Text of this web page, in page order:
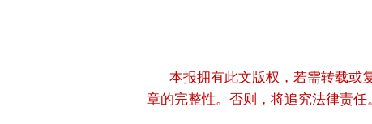
本报拥有此文版权，若需转载或
章的完整性。否则，将追究法律责任